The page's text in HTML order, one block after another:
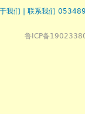
我们 联系我们
鲁ICP备